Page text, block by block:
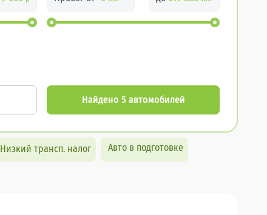
Найдено 5 автомобилей
Низкий трансп. налог Авто в подготовке